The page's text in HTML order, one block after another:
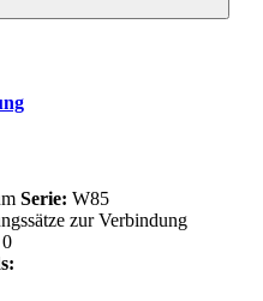
Serie: W85
zur Verbindung